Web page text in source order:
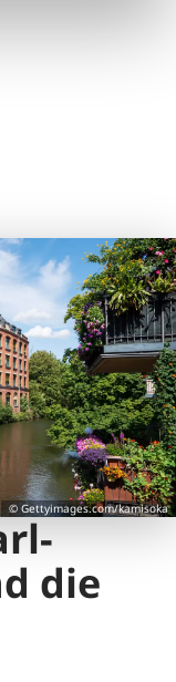
die
© Gettyimages.com/kamisoka